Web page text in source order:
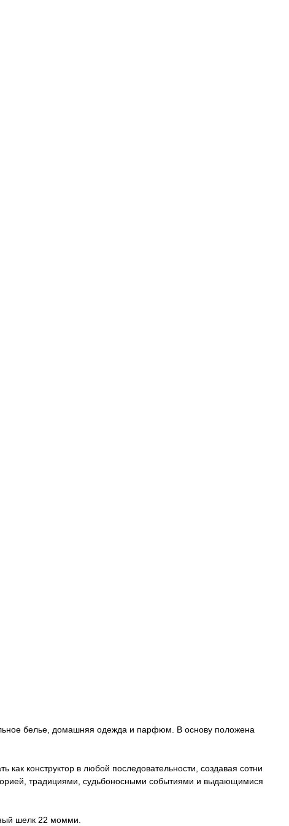
белье, домашняя одежда и парфюм. В основу положена
конструктор в любой последовательности, создавая сотни
традициями, судьбоносными событиями и выдающимися
шелк 22 момми.